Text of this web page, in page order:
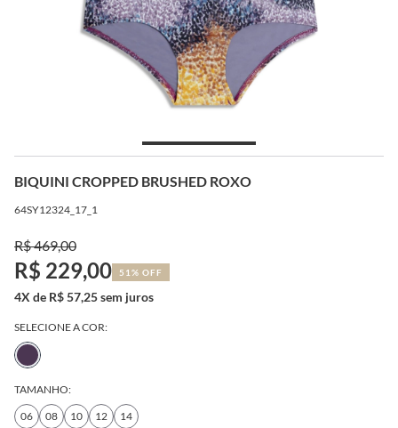
BIQUINI CROPPED BRUSHED ROXO
64SY12324_17_1
R$ 469,00
R$ 229,00 51% OFF
4X de R$ 57,25 sem juros
SELECIONE A COR:
TAMANHO:
06
08 10 12 14